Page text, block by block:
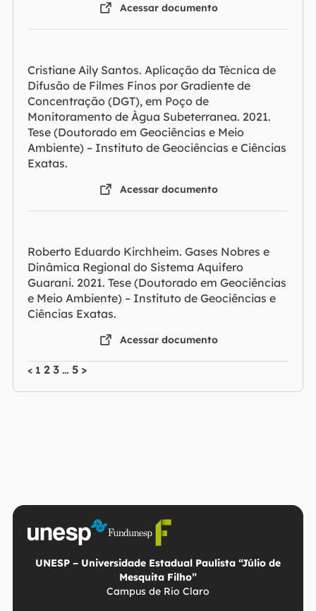
Acessar documento
Cristiane Aily Santos. Aplicação da Técnica de
Difusão de Filmes Finos por Gradiente de
Concentração (DGT), em Poço de
Monitoramento de Àgua Subeterranea. 2021.
Tese (Doutorado em Geociências e Meio
Ambiente) – Instituto de Geociências e Ciências
Exatas.
Acessar documento
Roberto Eduardo Kirchheim. Gases Nobres e
Dinâmica Regional do Sistema Aquífero
Guarani. 2021. Tese (Doutorado em Geociências
e Meio Ambiente) – Instituto de Geociências e
Ciências Exatas.
Acessar documento
< 1 2 3 … 5 >
UNESP – Universidade Estadual Paulista “Júlio de
Mesquita Filho”
Campus de Rio Claro